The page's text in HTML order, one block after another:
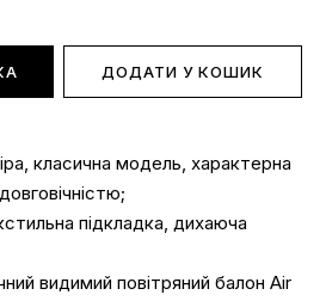
ДОДАТИ У КОШИК
класична модель, характерна
підкладка, дихаюча
видимий повітряний балон Air